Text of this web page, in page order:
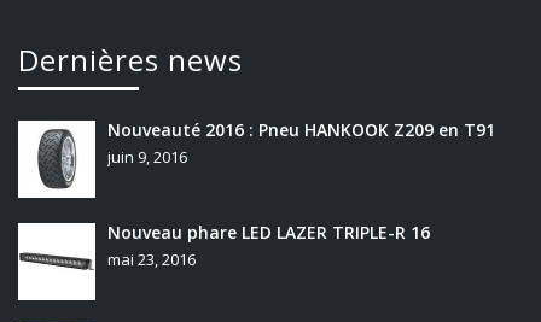
Dernières news
Nouveauté 2016 : Pneu HANKOOK Z209 en T91
juin 9, 2016
Nouveau phare LED LAZER TRIPLE-R 16
mai 23, 2016